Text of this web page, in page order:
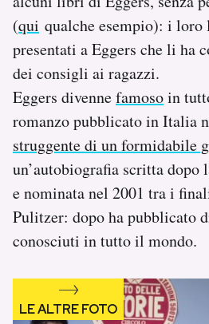
Notifiche mobile
Regala il Post
Hai bisogno di aiuto?
Esci
(qui qualche esempio): i
presentati a Eggers che li ha
dei consigli ai ragazzi.
Eggers divennefamosoin
romanzo pubblicato in Italia
struggente di un formidabile
un’autobiografia scritta
e nominata nel 2001 tra i
Pulitzer: dopo ha pubblicato
conosciuti in tutto il mondo.